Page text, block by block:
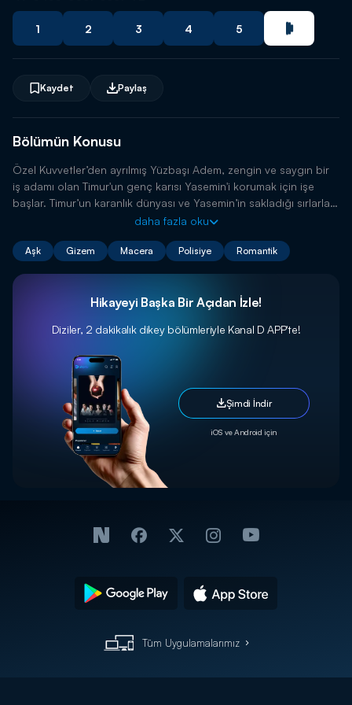
Bölümün Konusu
Özel Kuvvetler’den ayrılmış Yüzbaşı Adem, zengin ve saygın bir
iş adamı olan Timur'un genç karısı Yasemin'i korumak için işe
başlar. Timur’un karanlık dünyası ve Yasemin’in sakladığı sırlarla
dolu bu dünyada hiçbir şey göründüğü gibi değildir.
daha fazla oku
Aşk Gizem Macera Polisiye Romantik
Kaydet Paylaş
1 2 3 4 5
Hikayeyi Başka Bir Açıdan İzle!
Diziler, 2 dakikalık dikey bölümleriyle Kanal D APP'te!
Şimdi İndir
iOS ve Android için
Tüm Uygulamalarımız